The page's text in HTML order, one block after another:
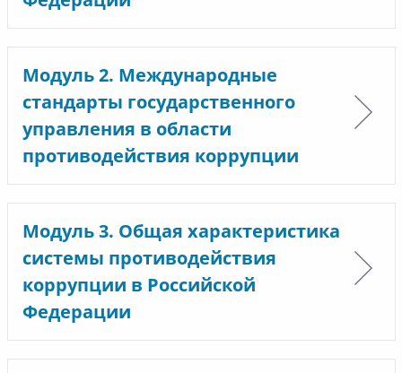
Модуль 2. Международные
стандарты государственного
управления в области
противодействия коррупции
Модуль 3. Общая характеристика
системы противодействия
коррупции в Российской
Федерации